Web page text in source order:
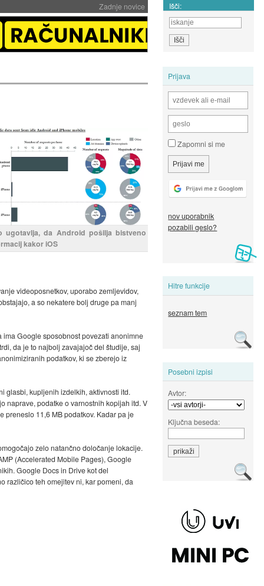
Zadnje novice Išči:
Prijava
Zapomni si me
nov uporabnik
pozabili geslo?
Hitre funkcije
seznam tem
Posebni izpisi
Avtor:
Ključna beseda:
ugotavlja, da Android pošilja bistveno
kakor iOS
videoposnetkov, uporabo zemljevidov,
a so nekatere bolj druge pa manj
Google sposobnost povezati anonimne
da je to najbolj zavajajoč del študije, saj
podatkov, ki se zberejo iz
glasbi, kupljenih izdelkih, aktivnosti itd.
naprave, podatke o varnostnih kopijah itd. V
preneslo 11,6 MB podatkov. Kadar pa je
zelo natančno določanje lokacije.
(Accelerated Mobile Pages), Google
Google Docs in Drive kot del
različico teh omejitev ni, kar pomeni, da